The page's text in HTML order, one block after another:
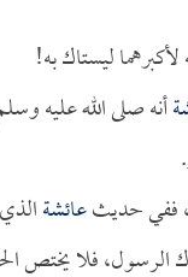
ليستاك به!
أنه صلى الله عليه
ففي حديثعائشة
فلا يختص